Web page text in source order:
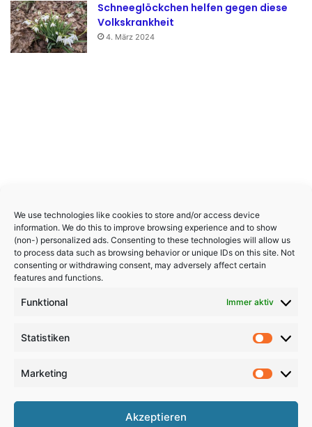
We use technologies like cookies to store and/or access device
information. We do this to improve browsing experience and to show
(non-) personalized ads. Consenting to these technologies will allow us
to process data such as browsing behavior or unique IDs on this site. Not
consenting or withdrawing consent, may adversely affect certain
features and functions.
Funktional Immer aktiv
Statistiken
Marketing
Akzeptieren
Schneeglöckchen helfen gegen diese
Volkskrankheit
4. März 2024